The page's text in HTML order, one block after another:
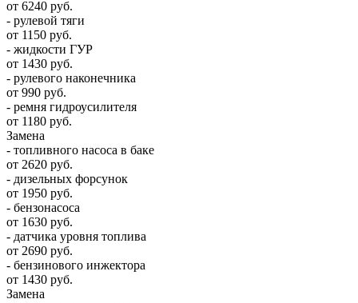
от 6240 руб.
- рулевой тяги
от 1150 руб.
- жидкости ГУР
от 1430 руб.
- рулевого наконечника
от 990 руб.
- ремня гидроусилителя
от 1180 руб.
Замена
- топливного насоса в баке
от 2620 руб.
- дизельных форсунок
от 1950 руб.
- бензонасоса
от 1630 руб.
- датчика уровня топлива
от 2690 руб.
- бензинового инжектора
от 1430 руб.
Замена